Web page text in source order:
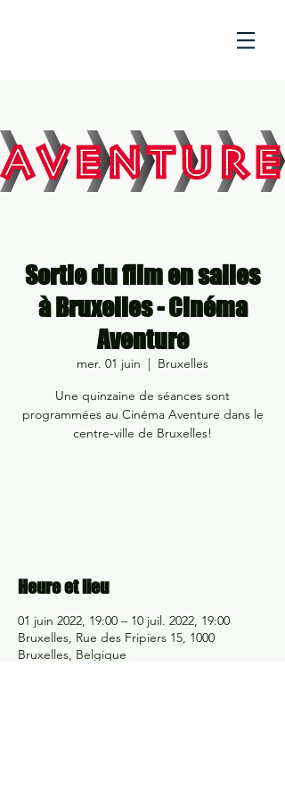
Sortie du film en salles
à Bruxelles - Cinéma
Aventure
mer. 01 juin
  |
Bruxelles
Une quinzaine de séances sont
programmées au Cinéma Aventure dans le
centre-ville de Bruxelles!
Heure et lieu
01 juin 2022, 19:00 – 10 juil. 2022, 19:00
Bruxelles, Rue des Fripiers 15, 1000
Bruxelles, Belgique